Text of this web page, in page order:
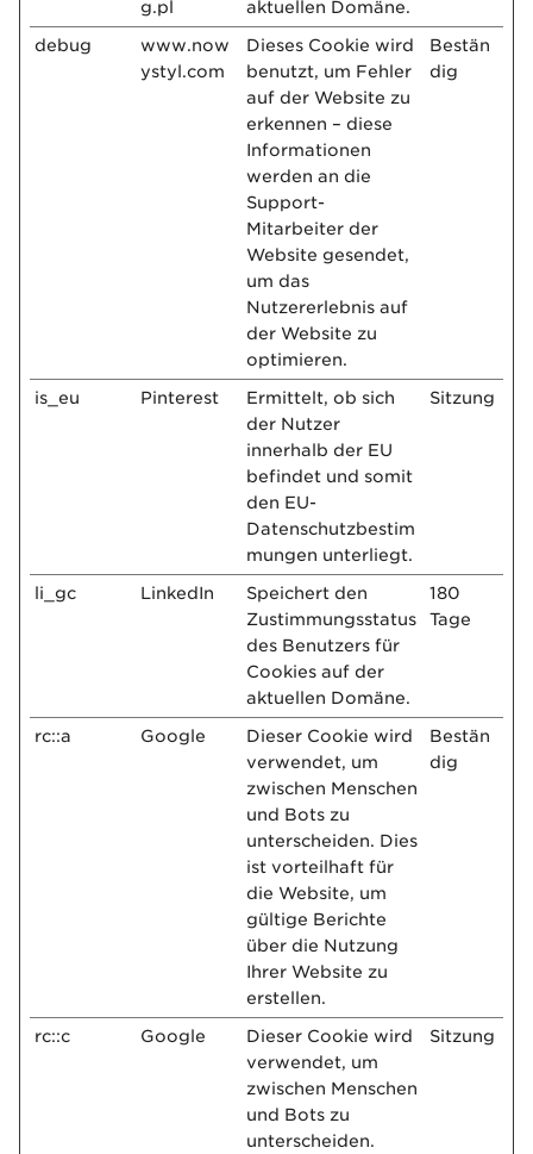
g.pl
aktuellen Domäne.
debug
www.now
ystyl.com
Dieses Cookie wird
benutzt, um Fehler
auf der Website zu
erkennen – diese
Informationen
werden an die
Support-
Mitarbeiter der
Website gesendet,
um das
Nutzererlebnis auf
der Website zu
optimieren.
Bestän
dig
is_eu Pinterest
Ermittelt, ob sich
der Nutzer
innerhalb der EU
befindet und somit
den EU-
Datenschutzbestim
mungen unterliegt.
Sitzung
li_gc LinkedIn
Speichert den
Zustimmungsstatus
des Benutzers für
Cookies auf der
aktuellen Domäne.
180
Tage
rc::a Google
Dieser Cookie wird
verwendet, um
zwischen Menschen
und Bots zu
unterscheiden. Dies
ist vorteilhaft für
die Website, um
gültige Berichte
über die Nutzung
Ihrer Website zu
erstellen.
Bestän
dig
rc::c Google
Dieser Cookie wird
verwendet, um
zwischen Menschen
und Bots zu
unterscheiden.
Sitzung